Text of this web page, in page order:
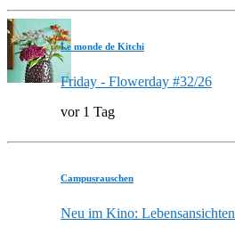
Le monde de Kitchi
Friday - Flowerday #32/26
vor 1 Tag
Campusrauschen
Neu im Kino: